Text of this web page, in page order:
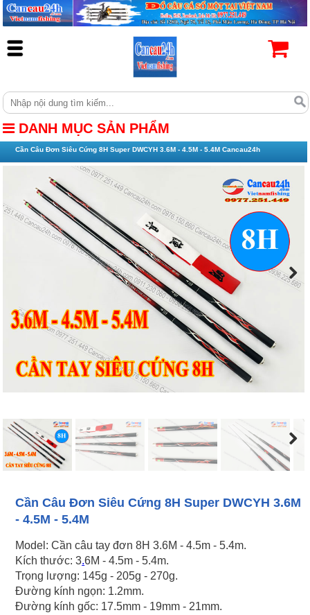
DANH MỤC SẢN PHẨM
Cần Câu Đơn Siêu Cứng 8H Super DWCYH 3.6M - 4.5M - 5.4M Cancau24h
Next
Next
Cần Câu Đơn Siêu Cứng 8H Super DWCYH 3.6M
- 4.5M - 5.4M
Model: Cần câu tay đơn 8H 3.6M - 4.5m - 5.4m.
Kích thước: 3.6M - 4.5m - 5.4m.
Trọng lượng: 145g - 205g - 270g.
Đường kính ngọn: 1.2mm.
Đường kính gốc: 17.5mm - 19mm - 21mm.